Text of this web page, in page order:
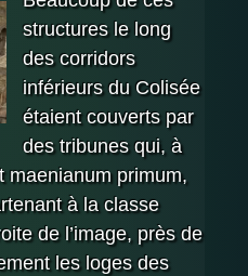
structures le long
des corridors
inférieurs du Colisée
étaient couverts par
des tribunes qui, à
maenianum primum,
à la classe
de l’image, près de
les loges des